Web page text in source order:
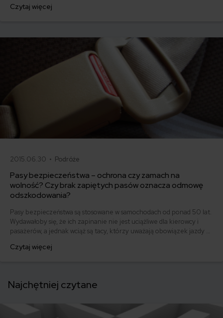
bezpieczeństwo faktycznie uległo poprawie.
Czytaj więcej
2015.06.30 • Podróże
Pasy bezpieczeństwa – ochrona czy zamach na
wolność? Czy brak zapiętych pasów oznacza odmowę
odszkodowania?
Pasy bezpieczeństwa są stosowane w samochodach od ponad 50 lat.
Wydawałoby się, że ich zapinanie nie jest uciążliwe dla kierowcy i
pasażerów, a jednak wciąż są tacy, którzy uważają obowiązek jazdy w
pasów podchodzą ubezpieczyciele?
Czytaj więcej
Najchętniej czytane